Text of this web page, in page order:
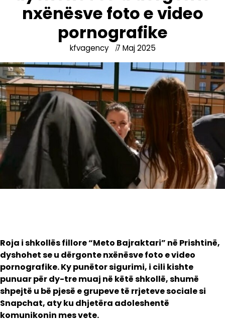
nxënësve foto e video
pornografike
kfvagency 7 Maj 2025
Roja i shkollës fillore “Meto Bajraktari” në Prishtinë,
dyshohet se u dërgonte nxënësve foto e video
pornografike. Ky punëtor sigurimi, i cili kishte
punuar për dy-tre muaj në këtë shkollë, shumë
shpejtë u bë pjesë e grupeve të rrjeteve sociale si
Snapchat, aty ku dhjetëra adoleshentë
komunikonin mes vete.